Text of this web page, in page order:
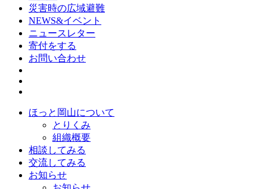
災害時の広域避難
NEWS&イベント
ニュースレター
寄付をする
お問い合わせ
ほっと岡山について
とりくみ
組織概要
相談してみる
交流してみる
お知らせ